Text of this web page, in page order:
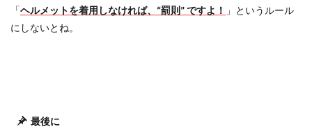
「ヘルメットを着用しなければ、 “罰則”ですよ！ 」というルール
にしないとね。
最後に